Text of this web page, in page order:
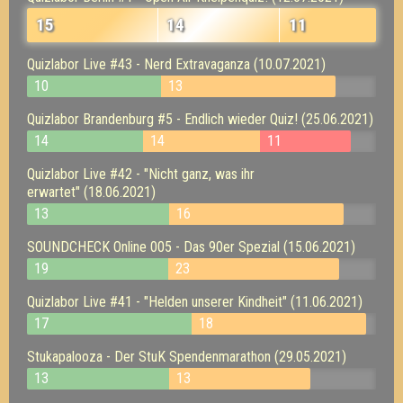
15 14 11
Quizlabor Live #43 - Nerd Extravaganza (10.07.2021)
10
13
Quizlabor Brandenburg #5 - Endlich wieder Quiz! (25.06.2021)
14
14
11
Quizlabor Live #42 - "Nicht ganz, was ihr
erwartet" (18.06.2021)
13
16
SOUNDCHECK Online 005 - Das 90er Spezial (15.06.2021)
19
23
Quizlabor Live #41 - "Helden unserer Kindheit" (11.06.2021)
17
18
Stukapalooza - Der StuK Spendenmarathon (29.05.2021)
13
13